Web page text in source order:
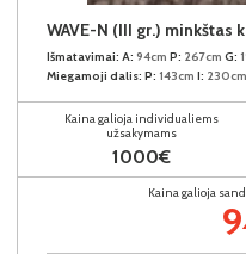
WAVE-N (III gr.) minkštas
Išmatavimai: A: 94cm P: 267cm G:
Miegamoji dalis: P: 143cm I: 230cm
Kaina galioja individualiems
užsakymams
1000€
Kaina galioja